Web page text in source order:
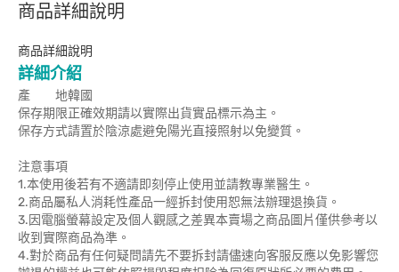
商品詳細說明
商品詳細說明
詳細介紹
產 地韓國
保存期限正確效期請以實際出貨實品標示為主。
保存方式請置於陰涼處避免陽光直接照射以免變質。
注意事項
1.本使用後若有不適請即刻停止使用並請教專業醫生。
2.商品屬私人消耗性產品一經拆封使用恕無法辦理退換貨。
3.因電腦螢幕設定及個人觀感之差異本賣場之商品圖片僅供參考以
收到實際商品為準。
4.對於商品有任何疑問請先不要拆封請儘速向客服反應以免影響您